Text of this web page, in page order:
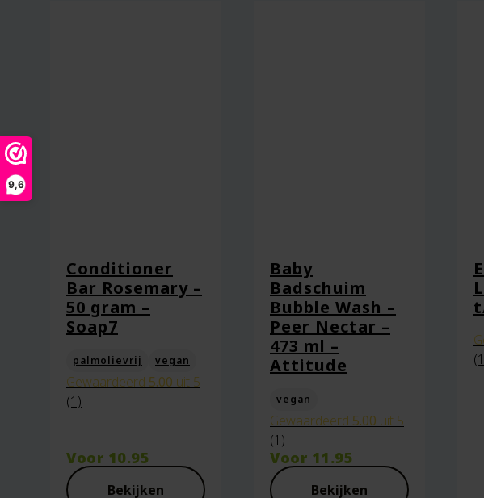
9,6
Mijn naam, e-mail en site opslaan in deze browser
Conditioner
Bar Rosemary –
50 gram –
Soap7
palmolievrij vegan
Gewaardeerd 5.00 uit 5
(1)
Voor 10.95
Bekijken
Baby
Badschuim
Bubble Wash –
Peer Nectar –
473 ml –
Attitude
vegan
Gewaardeerd 5.00 uit 5
(1)
Voor 11.95
Bekijken